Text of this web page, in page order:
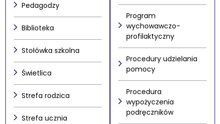
Pedagodzy
Biblioteka
Stołówka szkolna
Świetlica
Strefa rodzica
Strefa ucznia
Program
wychowawczo-
profilaktyczny
Procedury udzielania
pomocy
Procedura
wypożyczenia
podręczników